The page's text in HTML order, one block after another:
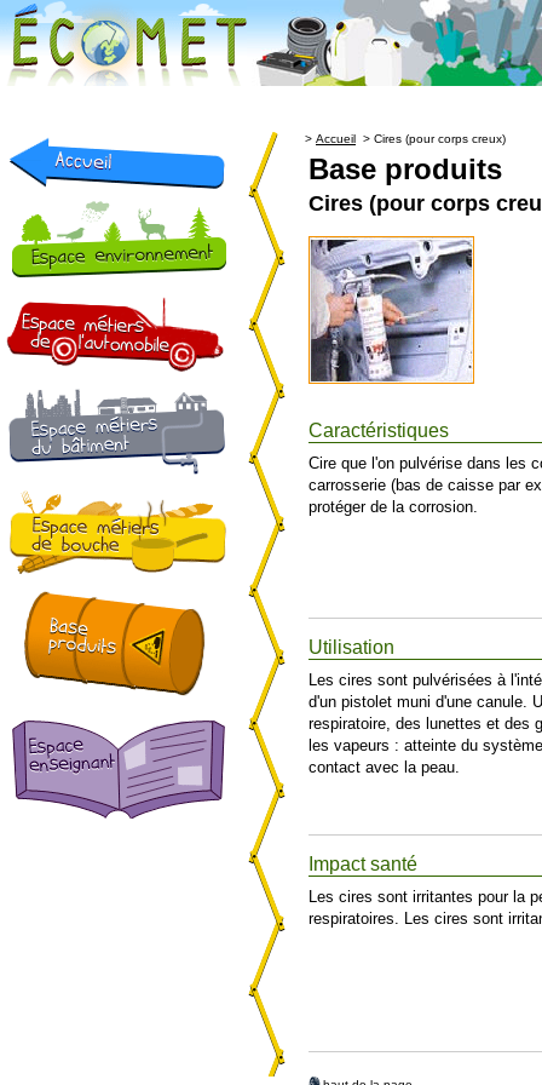
> Accueil > Cires (pour corps creux)
Base produits
Cires (pour corps
Caractéristiques
Cire que l'on pulvérise dans les
carrosserie (bas de caisse par
protéger de la corrosion.
Utilisation
Les cires sont pulvérisées à
d'un pistolet muni d'une canule.
respiratoire, des lunettes et des
les vapeurs : atteinte du
contact avec la peau.
Impact santé
Les cires sont irritantes pour la
respiratoires. Les cires sont